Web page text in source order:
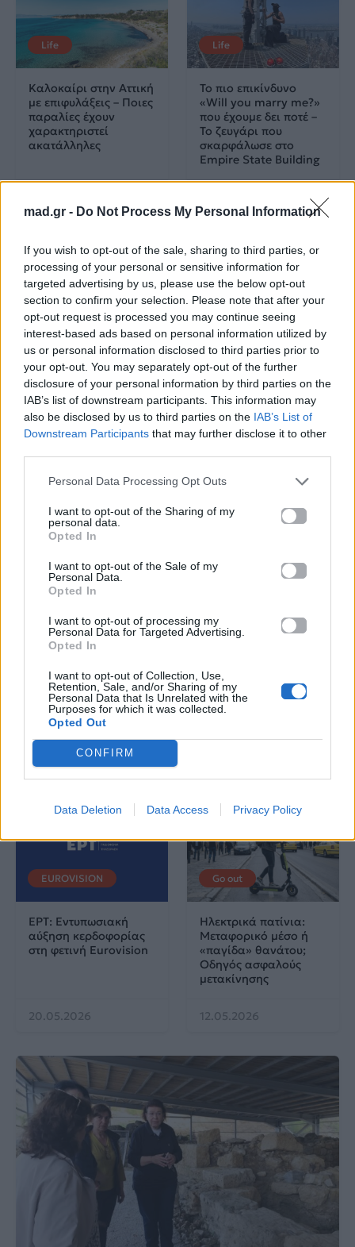
mad.gr - Do Not Process My Personal Information
If you wish to opt-out of the sale, sharing to third parties, or
processing of your personal or sensitive information for
targeted advertising by us, please use the below opt-out
section to confirm your selection. Please note that after your
opt-out request is processed you may continue seeing
interest-based ads based on personal information utilized by
us or personal information disclosed to third parties prior to
your opt-out. You may separately opt-out of the further
disclosure of your personal information by third parties on the
IAB’s list of downstream participants. This information may
also be disclosed by us to third parties on the IAB’s List of
Downstream Participants that may further disclose it to other
Personal Data Processing Opt Outs
I want to opt-out of the Sharing of my
personal data.
Opted In
I want to opt-out of the Sale of my
Personal Data.
Opted In
I want to opt-out of processing my
Personal Data for Targeted Advertising.
Opted In
I want to opt-out of Collection, Use,
Retention, Sale, and/or Sharing of my
Personal Data that Is Unrelated with the
Purposes for which it was collected.
Opted Out
CONFIRM
Data Deletion Data Access Privacy Policy
Life
Καλοκαίρι στην Αττική
με επιφυλάξεις – Ποιες
παραλίες έχουν
χαρακτηριστεί
ακατάλληλες
Life
Το πιο επικίνδυνο
«Will you marry me?»
που έχουμε δει ποτέ –
Το ζευγάρι που
σκαρφάλωσε στο
Empire State Building
News
Πανελλαδικές 2026:
Στην κορυφή των
βαθμολογιών η
Λαρισαία Ιωάννα
Παπακώστα με 19.780
μόρια
26.06.2026
Corporate News
Μία κάρτα για όλες τις
προνοιακές παροχές!
26.06.2026
Πού να μην
Αττική: Οι 29
ακατάλληλες παραλίες
25.06.2026
το πρόγραμμα
υποτροφιών
AKTOR4TheFuture
EUROVISION
ΕΡΤ: Εντυπωσιακή
αύξηση κερδοφορίας
στη φετινή Eurovision
20.05.2026
Go out
Ηλεκτρικά πατίνια:
Μεταφορικό μέσο ή
«παγίδα» θανάτου;
Οδηγός ασφαλούς
μετακίνησης
12.05.2026